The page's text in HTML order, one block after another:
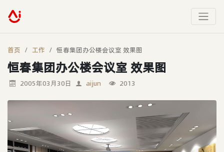
首页 工作 恒春集团办公楼会议室 效果图
恒春集团办公楼会议室 效果图
2005年03月30日 aijun 2013